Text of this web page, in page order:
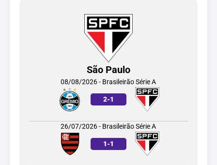
São Paulo
08/08/2026 - Brasileirão Série A
2-1
26/07/2026 - Brasileirão Série A
1-1